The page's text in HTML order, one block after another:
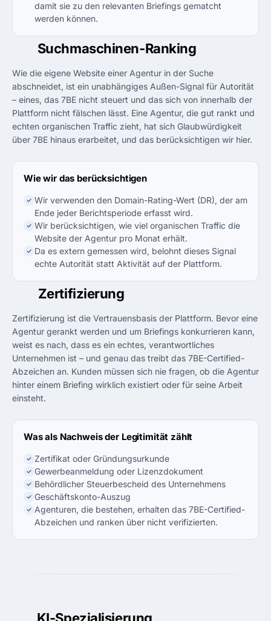
damit sie zu den relevanten Briefings gematcht
werden können.
Suchmaschinen-Ranking
Wie die eigene Website einer Agentur in der Suche
abschneidet, ist ein unabhängiges Außen-Signal für Autorität
– eines, das 7BE nicht steuert und das sich von innerhalb der
Plattform nicht fälschen lässt. Eine Agentur, die gut rankt und
echten organischen Traffic zieht, hat sich Glaubwürdigkeit
über 7BE hinaus erarbeitet, und das berücksichtigen wir hier.
Wie wir das berücksichtigen
Wir verwenden den Domain-Rating-Wert (DR), der am
Ende jeder Berichtsperiode erfasst wird.
Wir berücksichtigen, wie viel organischen Traffic die
Website der Agentur pro Monat erhält.
Da es extern gemessen wird, belohnt dieses Signal
echte Autorität statt Aktivität auf der Plattform.
Zertifizierung
Zertifizierung ist die Vertrauensbasis der Plattform. Bevor eine
Agentur gerankt werden und um Briefings konkurrieren kann,
weist es nach, dass es ein echtes, verantwortliches
Unternehmen ist – und genau das treibt das 7BE-Certified-
Abzeichen an. Kunden müssen sich nie fragen, ob die Agentur
hinter einem Briefing wirklich existiert oder für seine Arbeit
einsteht.
Was als Nachweis der Legitimität zählt
Zertifikat oder Gründungsurkunde
Gewerbeanmeldung oder Lizenzdokument
Behördlicher Steuerbescheid des Unternehmens
Geschäftskonto-Auszug
Agenturen, die bestehen, erhalten das 7BE-Certified-
Abzeichen und ranken über nicht verifizierten.